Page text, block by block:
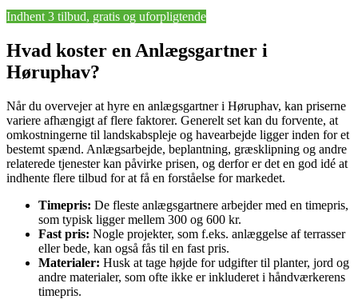
Indhent 3 tilbud, gratis og uforpligtende
Hvad koster en Anlægsgartner i
Høruphav?
Når du overvejer at hyre en anlægsgartner i Høruphav, kan priserne
variere afhængigt af flere faktorer. Generelt set kan du forvente, at
omkostningerne til landskabspleje og havearbejde ligger inden for et
bestemt spænd. Anlægsarbejde, beplantning, græsklipning og andre
relaterede tjenester kan påvirke prisen, og derfor er det en god idé at
indhente flere tilbud for at få en forståelse for markedet.
Timepris: De fleste anlægsgartnere arbejder med en timepris,
som typisk ligger mellem 300 og 600 kr.
Fast pris: Nogle projekter, som f.eks. anlæggelse af terrasser
eller bede, kan også fås til en fast pris.
Materialer: Husk at tage højde for udgifter til planter, jord og
andre materialer, som ofte ikke er inkluderet i håndværkerens
timepris.